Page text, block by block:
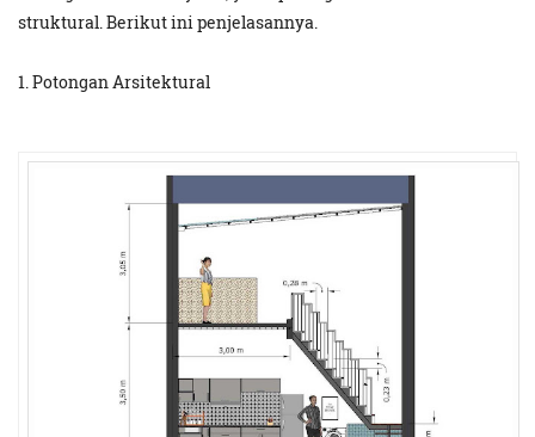
struktural. Berikut ini penjelasannya.
1. Potongan Arsitektural